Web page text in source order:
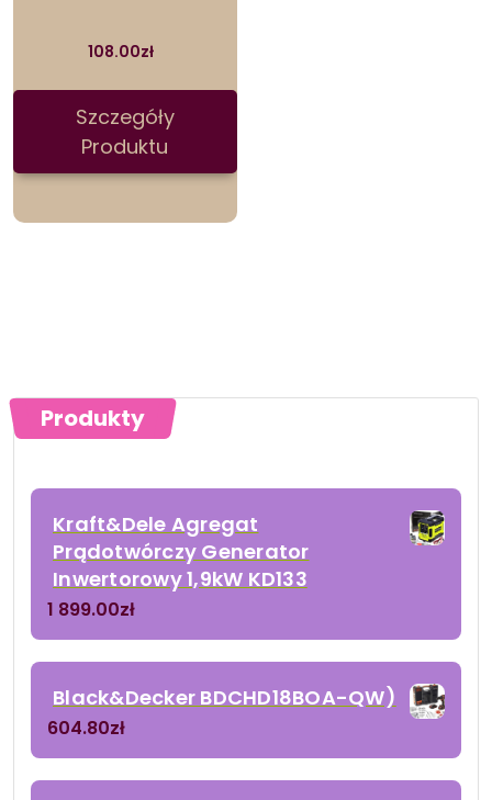
108.00zł
Szczegóły
Produktu
Produkty
Kraft&Dele Agregat
Prądotwórczy Generator
Inwertorowy 1,9kW KD133
1 899.00zł
Black&Decker BDCHD18BOA-QW)
604.80zł